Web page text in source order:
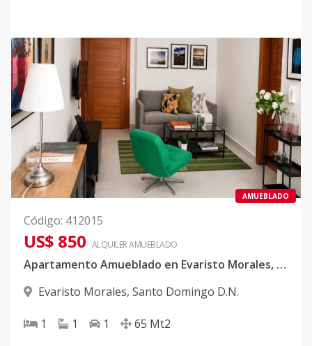
AMUEBLADO
Código: 412015
US$ 850 ALQUILERAMUEBLADO
Apartamento Amueblado en Evaristo Morales, Santo Domingo DN
Evaristo Morales, Santo Domingo D.N.
1 1 1 65 Mt2